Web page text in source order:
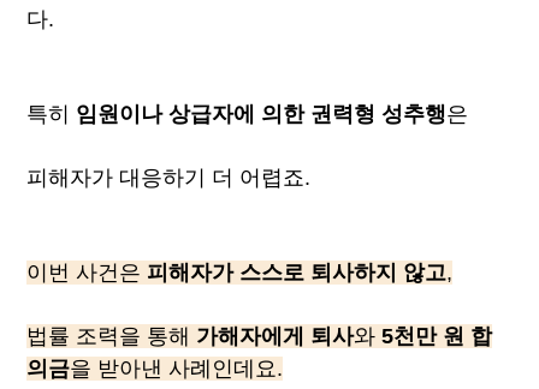
다.
특히 임원이나 상급자에 의한 권력형 성추행은
피해자가 대응하기 더 어렵죠.
이번 사건은 피해자가 스스로 퇴사하지 않고,
법률 조력을 통해 가해자에게 퇴사와5천만 원 합
의금을 받아낸 사례인데요.